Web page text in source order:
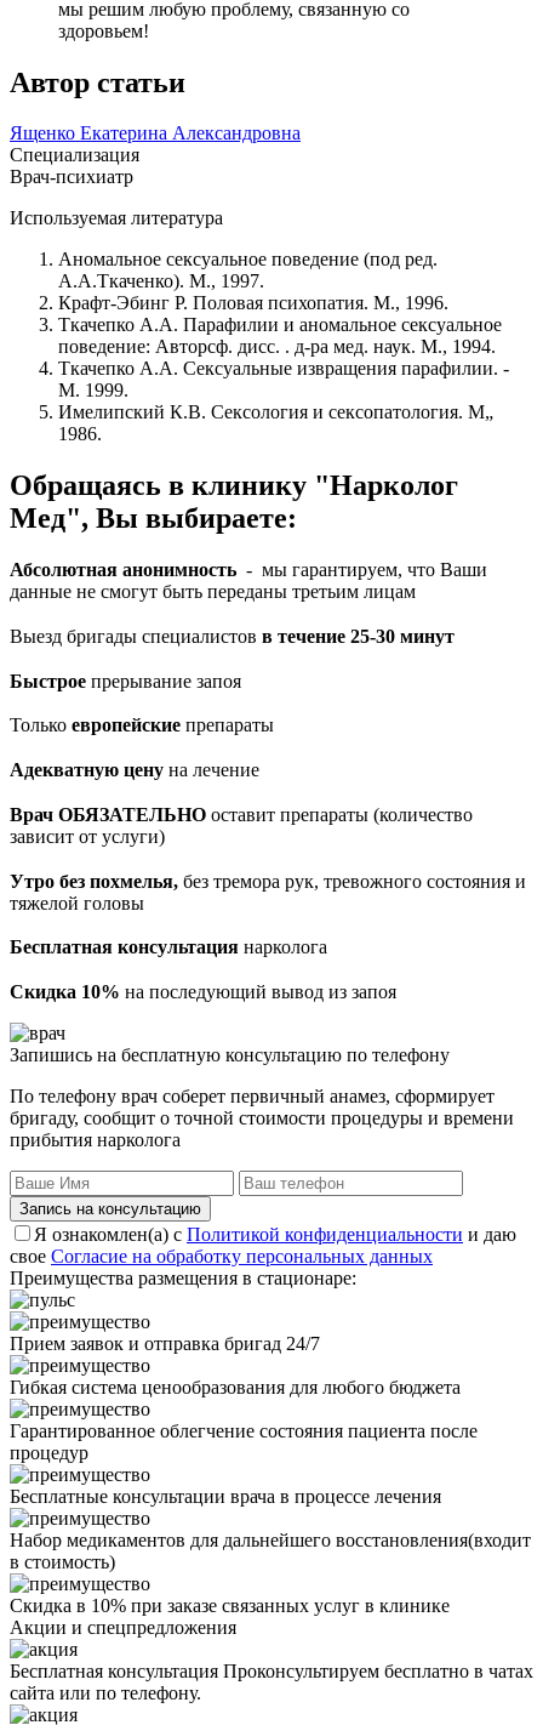
мы решим любую проблему, связанную со
здоровьем!
Автор статьи
Ященко Екатерина Александровна
Специализация
Врач-психиатр
Используемая литература
Аномальное сексуальное поведение (под ред.
А.А.Ткаченко). М., 1997.
Крафт-Эбинг Р. Половая психопатия. М., 1996.
Ткачепко A.A. Парафилии и аномальное сексуальное
поведение: Авторсф. дисс. . д-ра мед. наук. М., 1994.
Ткачепко A.A. Сексуальные извращения парафилии. -
М. 1999.
Имелипский К.В. Сексология и сексопатология. М„
1986.
Обращаясь в клинику "Нарколог
Мед", Вы выбираете:
Абсолютная анонимность - мы гарантируем, что Ваши
данные не смогут быть переданы третьим лицам
Выезд бригады специалистов в течение 25-30 минут
Быстрое прерывание запоя
Только европейские препараты
Адекватную цену на лечение
Врач ОБЯЗАТЕЛЬНО оставит препараты (количество
зависит от услуги)
Утро без похмелья, без тремора рук, тревожного состояния и
тяжелой головы
Бесплатная консультация нарколога
Скидка 10% на последующий вывод из запоя
Запишись на бесплатную консультацию по телефону
По телефону врач соберет первичный анамез, сформирует
бригаду, сообщит о точной стоимости процедуры и времени
прибытия нарколога
Запись на консультацию
Я ознакомлен(а) с Политикой конфиденциальности и даю
свое Согласие на обработку персональных данных
Преимущества размещения в стационаре:
Прием заявок и отправка бригад 24/7
Гибкая система ценообразования для любого бюджета
Гарантированное облегчение состояния пациента после
процедур
Бесплатные консультации врача в процессе лечения
Набор медикаментов для дальнейшего восстановления(входит
в стоимость)
Скидка в 10% при заказе связанных услуг в клинике
Акции и спецпредложения
Бесплатная консультация Проконсультируем бесплатно в чатах
сайта или по телефону.